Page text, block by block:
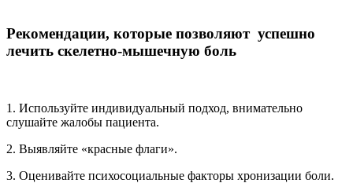
Рекомендации, которые позволяют успешно
лечить скелетно-мышечную боль
1. Используйте индивидуальный подход, внимательно
слушайте жалобы пациента.
2. Выявляйте «красные флаги».
3. Оценивайте психосоциальные факторы хронизации боли.